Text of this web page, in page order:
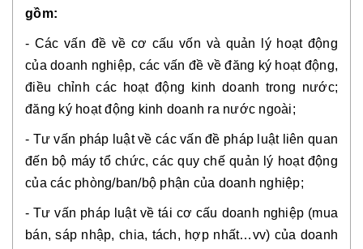
gồm:
- Các vấn đề về cơ cấu vốn và quản lý hoạt động
của doanh nghiệp, các vấn đề về đăng ký hoạt động,
điều chỉnh các hoạt động kinh doanh trong nước;
đăng ký hoạt động kinh doanh ra nước ngoài;
- Tư vấn pháp luật về các vấn đề pháp luật liên quan
đến bộ máy tổ chức, các quy chế quản lý hoạt động
của các phòng/ban/bộ phận của doanh nghiệp;
- Tư vấn pháp luật về tái cơ cấu doanh nghiệp (mua
bán, sáp nhập, chia, tách, hợp nhất…vv) của doanh